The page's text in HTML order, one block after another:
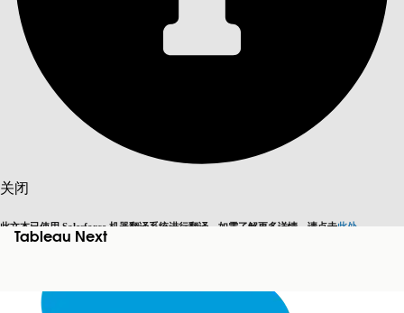
关闭
此文本已使用 Salesforce 机器翻译系统进行翻译。如需了解更多详情，请点击此处
切换为英语 而非现在
Tableau Next